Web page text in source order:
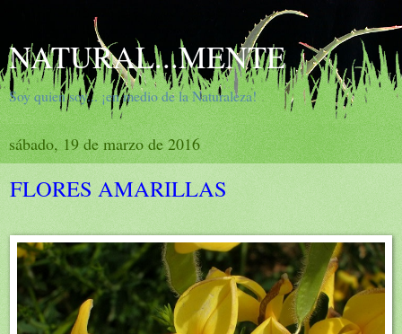
NATURAL...MENTE
Soy quien soy... ¡en medio de la Naturaleza!
sábado, 19 de marzo de 2016
FLORES AMARILLAS